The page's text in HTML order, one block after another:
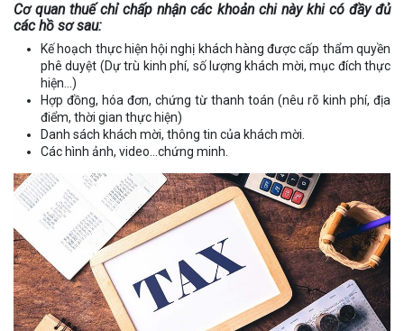
Cơ quan thuế chỉ chấp nhận các khoản chi này khi có đầy đủ
các hồ sơ sau:
Kế hoạch thực hiện hội nghị khách hàng được cấp thẩm quyền
phê duyệt (Dự trù kinh phí, số lượng khách mời, mục đích thực
hiện…)
Hợp đồng, hóa đơn, chứng từ thanh toán (nêu rõ kinh phí, địa
điểm, thời gian thực hiện)
Danh sách khách mời, thông tin của khách mời.
Các hình ảnh, video…chứng minh.